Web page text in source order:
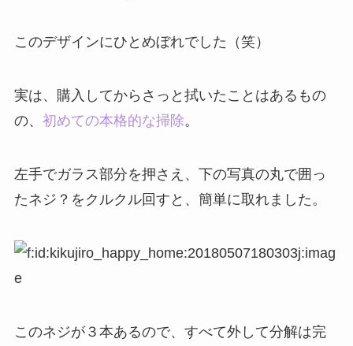
このデザインにひとめぼれでした（笑）
実は、購入してからさっと拭いたことはあるもの
の、 初めての本格的な掃除。
左手でガラス部分を押さえ、下の写真の丸で囲っ
たネジ？をクルクル回すと、簡単に取れました。
このネジが３本あるので、すべて外して分解は完